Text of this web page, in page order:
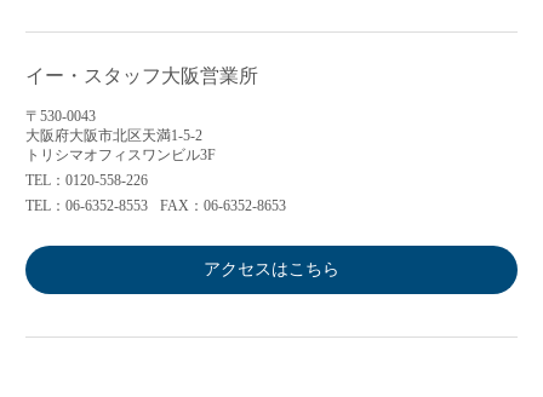
イー・スタッフ大阪営業所
〒530-0043
大阪府大阪市北区天満1-5-2
トリシマオフィスワンビル3F
TEL：0120-558-226
TEL：06-6352-8553
FAX：06-6352-8653
アクセスはこちら